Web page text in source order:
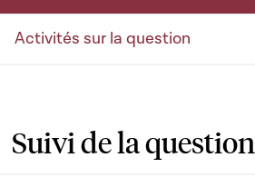
Activités sur la question
Suivi de la question